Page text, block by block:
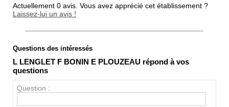
Actuellement 0 avis. Vous avez apprécié cet établissement ?
Laissez-lui un avis !
Note globale
Propreté
Chien / chat
Questions des intéressés
L LENGLET F BONIN E PLOUZEAU répond à vos
questions
Question :